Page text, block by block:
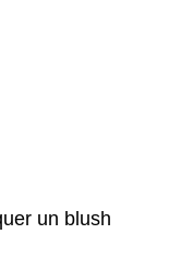
un blush